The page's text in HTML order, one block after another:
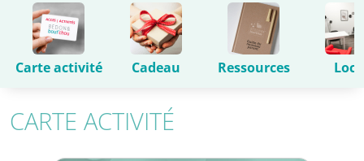
Carte activité Cadeau Ressources
CARTE ACTIVITÉ